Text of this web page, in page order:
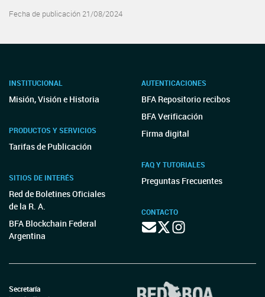
Fecha de publicación 21/08/2024
INSTITUCIONAL
Misión, Visión e Historia
PRODUCTOS Y SERVICIOS
Tarifas de Publicación
SITIOS DE INTERÉS
Red de Boletines Oficiales
de la R. A.
BFA Blockchain Federal
Argentina
AUTENTICACIONES
BFA Repositorio recibos
BFA Verificación
Firma digital
FAQ Y TUTORIALES
Preguntas Frecuentes
CONTACTO
Secretaría